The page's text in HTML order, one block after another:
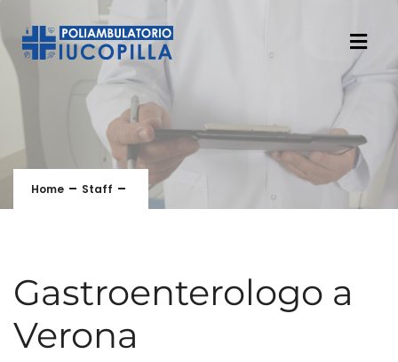
Home Staff
Gastroenterologo a
Verona